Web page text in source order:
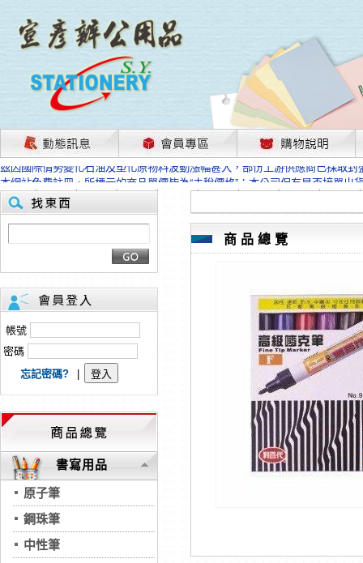
茲因國際情勢變化石油及塑化原物料波動漲幅甚大，部份上游供應商已採取
本網站免費註冊，所標示的商品單價皆為“未稅價格”；本公司保有是否接單出
HP、EPSON、CANON原廠耗材價格浮動，下單前請先跟客服人員確認最新
本網站免費註冊，所標示的商品單價皆為“未稅價格”；本公司保有是否接單出
匯款客戶請注意！因商品繁複來不及發現短缺，遂待客服人員跟您確認訂單
本網站免費註冊，所標示的商品單價皆為“未稅價格”；本公司保有是否接單出
茲因國際情勢變化石油及塑化原物料波動漲幅甚大，部份上游供應商已採取
本網站免費註冊，所標示的商品單價皆為“未稅價格”；本公司保有是否接單出
HP、EPSON、CANON原廠耗材價格浮動，下單前請先跟客服人員確認最新
本網站免費註冊，所標示的商品單價皆為“未稅價格”；本公司保有是否接單出
匯款客戶請注意！因商品繁複來不及發現短缺，遂待客服人員跟您確認訂單
本網站免費註冊，所標示的商品單價皆為“未稅價格”；本公司保有是否接單出
帳號
密碼
忘記密碼?
書寫用品
原子筆
鋼珠筆
中性筆
商品總覽